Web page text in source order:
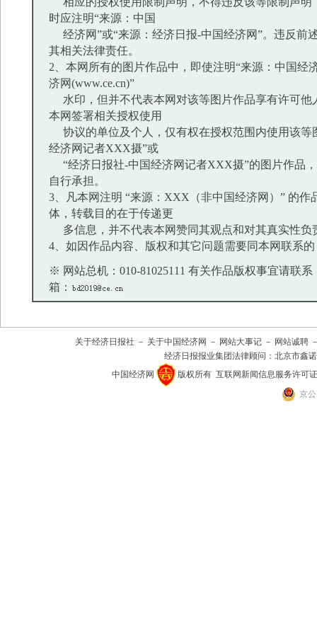
时应注明“来源：中国
经济网”或“来源：经济日报-中国经济网”。违反前
其相关法律责任。
2、本网所有的图片作品中，即使注明“来源：中国经
济网(www.ce.cn)”
水印，但并不代表本网对该等图片作品享有许可他
本网签署相关授权使用
协议的单位及个人，仅有权在授权范围内使用该等
经济网记者XXX摄”或
“经济日报社-中国经济网记者XXX摄”的图片作品
自行承担。
3、凡本网注明 “来源：XXX（非中国经济网）” 的作
体，转载目的在于传递更
多信息，并不代表本网赞同其观点和对其真实性负
4、如因作品内容、版权和其它问题需要同本网联系
※ 网站总机：010-81025111 有关作品版权事宜请联系
箱：
关于经济日报社 － 关于中国经济网 － 网站大事记 － 网站诚聘
经济日报报业集团法律顾问： 北京市鑫
中国经济网
版权所有 互联网新闻信息服务许可证
京公